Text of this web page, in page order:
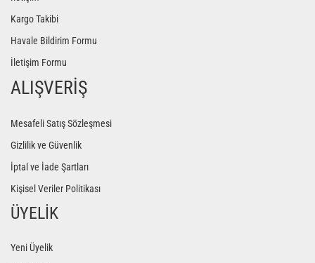
Kargo Takibi
Havale Bildirim Formu
İletişim Formu
ALIŞVERİŞ
Mesafeli Satış Sözleşmesi
Gizlilik ve Güvenlik
İptal ve İade Şartları
Kişisel Veriler Politikası
ÜYELİK
Yeni Üyelik